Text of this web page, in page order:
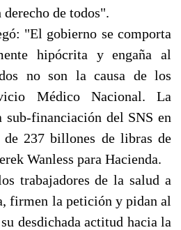
de todos".
"El gobierno se comporta
hipócrita y engaña al
no son la causa de los
Médico Nacional. La
sub-financiación del SNS en
237 billones de libras de
Wanless para Hacienda.
trabajadores de la salud a
firmen la petición y pidan al
desdichada actitud hacia la